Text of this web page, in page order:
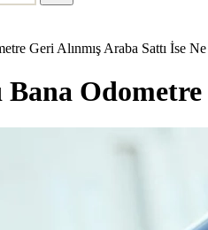
Geri Alınmış Araba Sattı İse
Bana